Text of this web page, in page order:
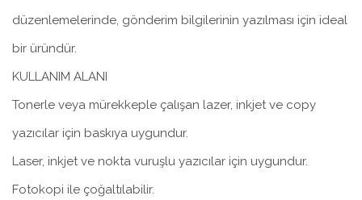
düzenlemelerinde, gönderim bilgilerinin yazılması için ideal
bir üründür.
KULLANIM ALANI
Tonerle veya mürekkeple çalışan lazer, inkjet ve copy
yazıcılar için baskıya uygundur.
Laser, inkjet ve nokta vuruşlu yazıcılar için uygundur.
Fotokopi ile çoğaltılabilir.